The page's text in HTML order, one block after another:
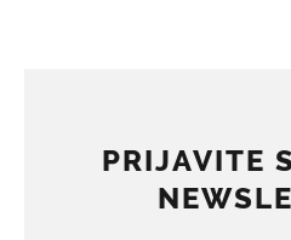
PRIJAVITE